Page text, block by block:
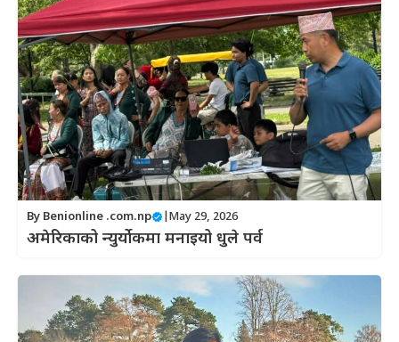
By Benionline .com.np May 29, 2026
अमेरिकाको न्युर्योकमा मनाइयो धुले पर्व